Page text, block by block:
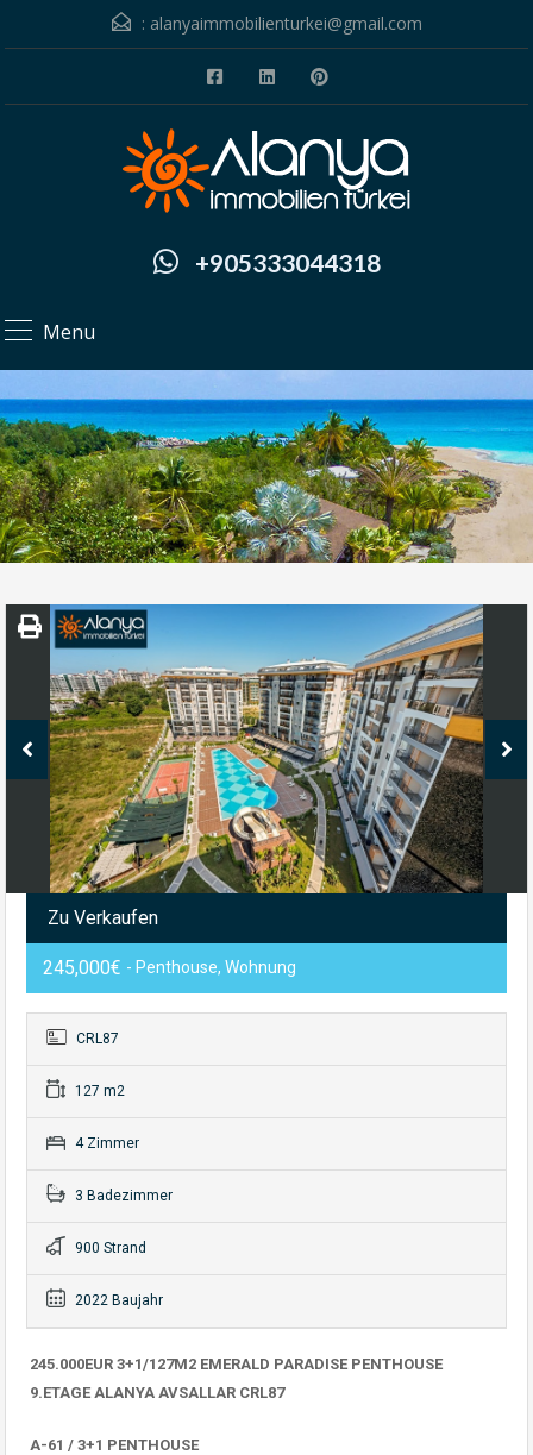
: alanyaimmobilienturkei@gmail.com
+905333044318
Menu
Zu Verkaufen
245,000€ - Penthouse, Wohnung
CRL87
127 m2
4 Zimmer
3 Badezimmer
900 Strand
2022 Baujahr
245.000EUR 3+1/127M2 EMERALD PARADISE PENTHOUSE
9.ETAGE ALANYA AVSALLAR CRL87
A-61 / 3+1 PENTHOUSE